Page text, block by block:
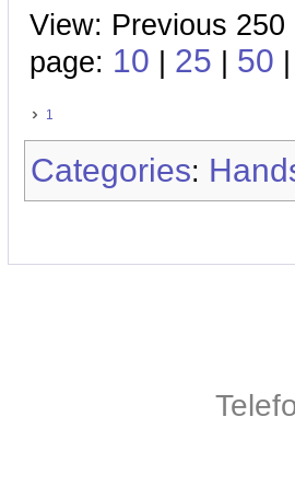
View: Previous
page: 10 25 50
1
Categories: